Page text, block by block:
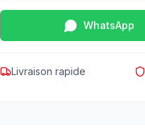
WhatsApp
Livraison rapide